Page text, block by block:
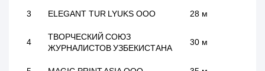
3 ELEGANT TUR LYUKS ООО 28 м
4
ТВОРЧЕСКИЙ СОЮЗ
ЖУРНАЛИСТОВ УЗБЕКИСТАНА
30 м